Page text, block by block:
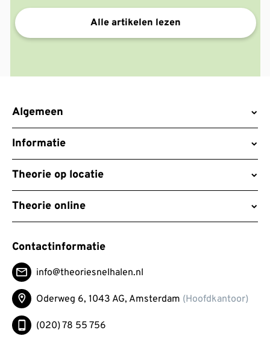
Alle artikelen lezen
Algemeen
Informatie
Theorie op locatie
Theorie online
Contactinformatie
info@theoriesnelhalen.nl
Oderweg 6, 1043 AG, Amsterdam (Hoofdkantoor)
(020) 78 55 756